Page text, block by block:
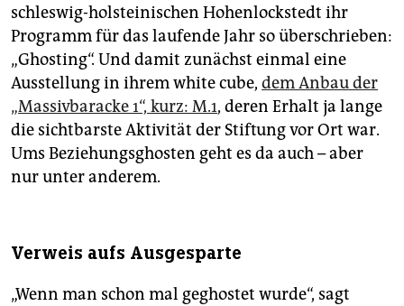
schleswig-holsteinischen Hohenlockstedt ihr
Programm für das laufende Jahr so überschrieben:
„Ghosting“. Und damit zunächst einmal eine
Ausstellung in ihrem white cube, dem Anbau der
„Massivbaracke 1“, kurz: M.1, deren Erhalt ja lange
die sichtbarste Aktivität der Stiftung vor Ort war.
Ums Beziehungsghosten geht es da auch – aber
nur unter anderem.
Verweis aufs Ausgesparte
„Wenn man schon mal geghostet wurde“, sagt